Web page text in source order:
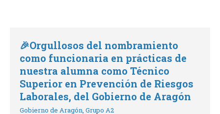
🎉Orgullosos del nombramiento
como funcionaria en prácticas de
nuestra alumna como Técnico
Superior en Prevención de Riesgos
Laborales, del Gobierno de Aragón
Gobierno de Aragón, Grupo A2